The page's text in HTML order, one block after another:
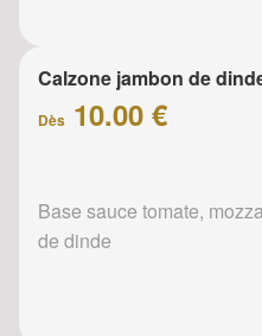
Calzone jambon de
Dès 10.00 €
Base sauce tomate,
de dinde